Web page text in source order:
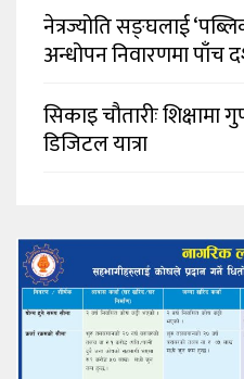
नेत्रज्योति सङ्घलाई
अन्धोपन निवारणमा
सिकाइ चौतारीः
डिजिटल यात्रा